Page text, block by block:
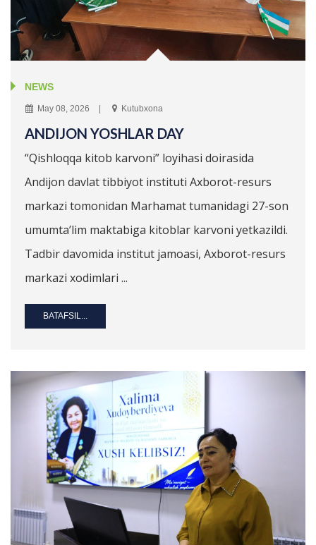
NEWS
May 08, 2026 Kutubxona
ANDIJON YOSHLAR DAY
“Qishloqqa kitob karvoni” loyihasi doirasida
Andijon davlat tibbiyot instituti Axborot-resurs
markazi tomonidan Marhamat tumanidagi 27-son
umumta’lim maktabiga kitoblar karvoni yetkazildi.
Tadbir davomida institut jamoasi, Axborot-resurs
markazi xodimlari ...
BATAFSIL...